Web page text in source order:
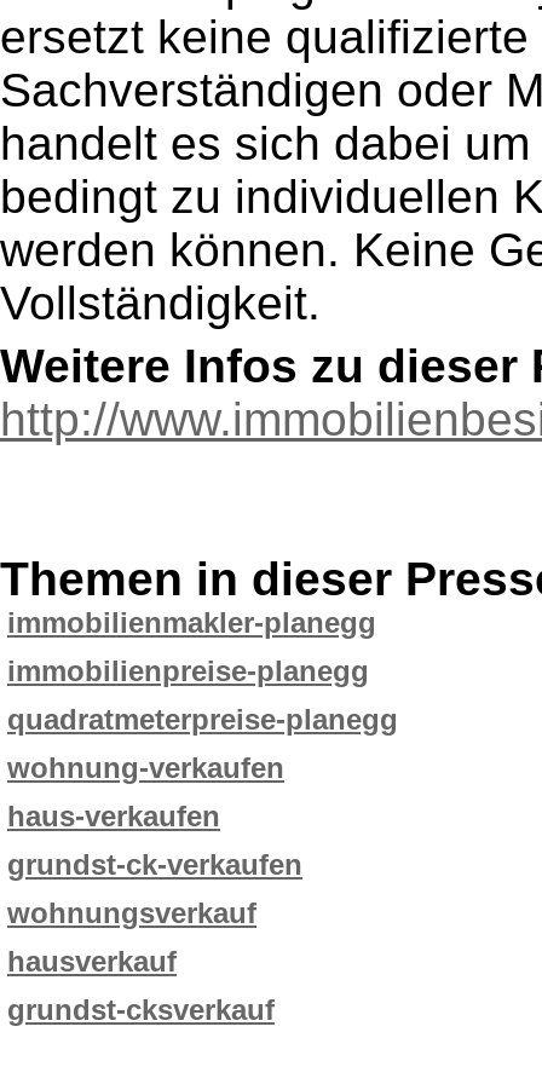
ersetzt keine
Sachverständigen oder
handelt es sich dabei
bedingt zu individuellen
werden können. Keine
Vollständigkeit.
Weitere Infos zu dieser
http://
Themen in dieser
immobilienmakler-planegg
immobilienpreise-planegg
quadratmeterpreise-planegg
wohnung-verkaufen
haus-verkaufen
grundst-ck-verkaufen
wohnungsverkauf
hausverkauf
grundst-cksverkauf